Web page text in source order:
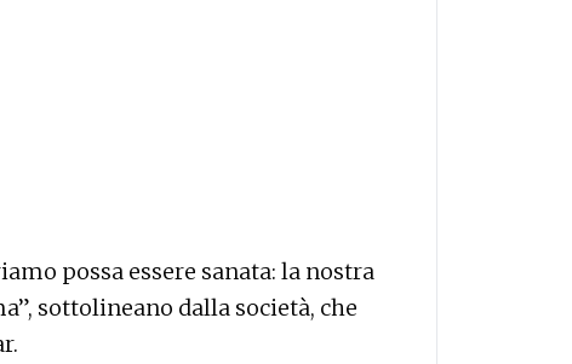
possa essere sanata: la nostra
sottolineano dalla società, che